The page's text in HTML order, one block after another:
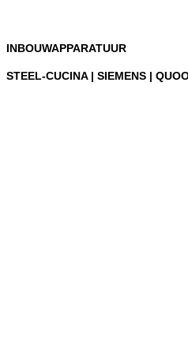
INBOUWAPPARATUUR
STEEL-CUCINA | SIEMENS |